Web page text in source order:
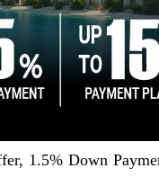
1.5% Down